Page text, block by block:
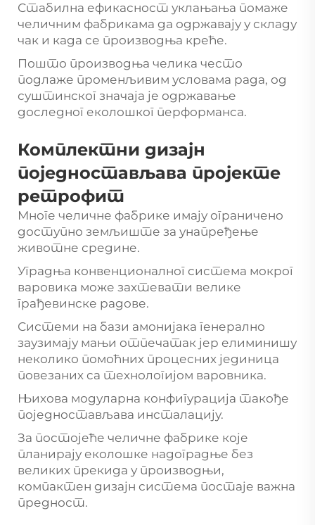
Стабилна ефикасност уклањања помаже
челичним фабрикама да одржавају у складу
чак и када се производња креће.
Пошто производња челика често
подлаже променљивим условама рада, од
суштинског значаја је одржавање
доследног еколошког перформанса.
Комплектни дизајн
поједностављава пројекте
ретрофит
Многе челичне фабрике имају ограничено
доступно земљиште за унапређење
животне средине.
Уградња конвенционалног система мокрог
варовика може захтевати велике
грађевинске радове.
Системи на бази амонијака генерално
заузимају мањи отпечатак јер елиминишу
неколико помоћних процесних јединица
повезаних са технологијом варовника.
Њихова модуларна конфигурација такође
поједностављава инсталацију.
За постојеће челичне фабрике које
планирају еколошке надоградње без
великих прекида у производњи,
компактен дизајн система постаје важна
предност.